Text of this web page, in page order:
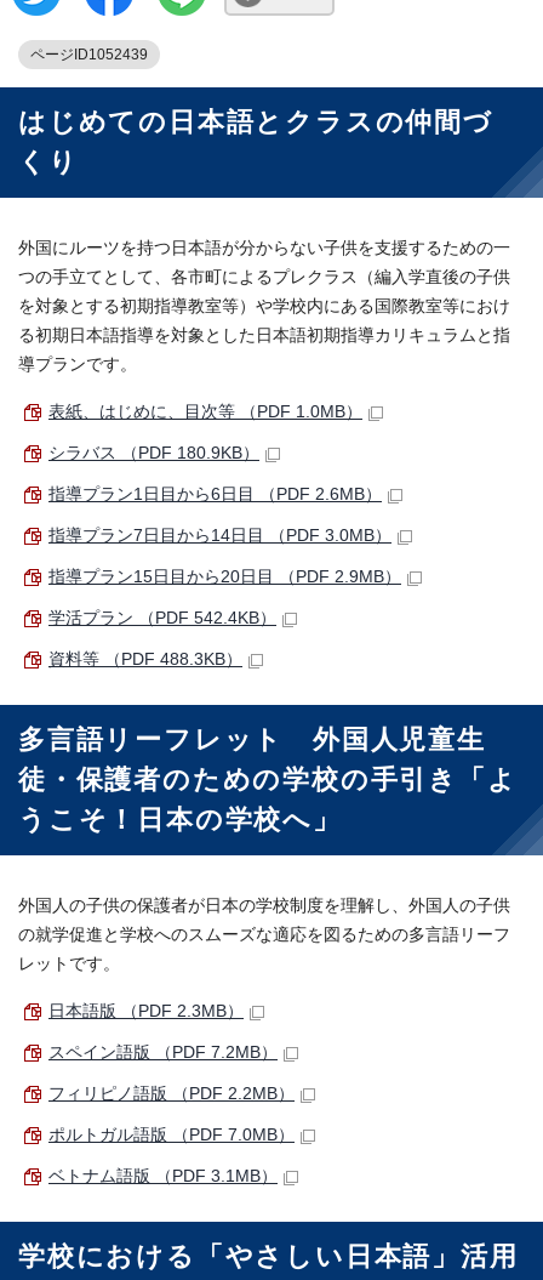
ページID1052439
はじめての日本語とクラスの仲間づ
くり
外国にルーツを持つ日本語が分からない子供を支援するための一
つの手立てとして、各市町によるプレクラス（編入学直後の子供
を対象とする初期指導教室等）や学校内にある国際教室等におけ
る初期日本語指導を対象とした日本語初期指導カリキュラムと指
導プランです。
表紙、はじめに、目次等 （PDF 1.0MB）
シラバス （PDF 180.9KB）
指導プラン1日目から6日目 （PDF 2.6MB）
指導プラン7日目から14日目 （PDF 3.0MB）
指導プラン15日目から20日目 （PDF 2.9MB）
学活プラン （PDF 542.4KB）
資料等 （PDF 488.3KB）
多言語リーフレット 外国人児童生
徒・保護者のための学校の手引き「よ
うこそ！日本の学校へ」
外国人の子供の保護者が日本の学校制度を理解し、外国人の子供
の就学促進と学校へのスムーズな適応を図るための多言語リーフ
レットです。
日本語版 （PDF 2.3MB）
スペイン語版 （PDF 7.2MB）
フィリピノ語版 （PDF 2.2MB）
ポルトガル語版 （PDF 7.0MB）
ベトナム語版 （PDF 3.1MB）
学校における「やさしい日本語」活用